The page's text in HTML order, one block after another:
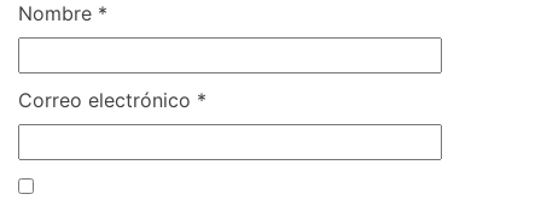
Nombre *
Correo electrónico *